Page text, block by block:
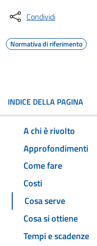
Condividi
Normativa di riferimento
INDICE DELLA PAGINA
A chi è rivolto
Approfondimenti
Come fare
Costi
Cosa serve
Cosa si ottiene
Tempi e scadenze